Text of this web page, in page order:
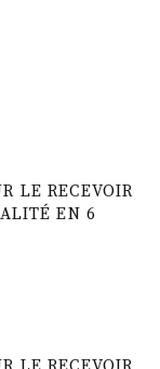
LE RECEVOIR
EN 6